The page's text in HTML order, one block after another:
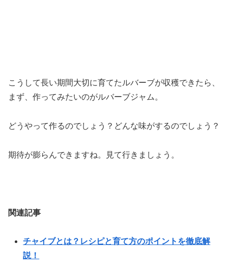
こうして長い期間大切に育てたルバーブが収穫できたら、
まず、作ってみたいのがルバーブジャム。
どうやって作るのでしょう？どんな味がするのでしょう？
期待が膨らんできますね。見て行きましょう。
関連記事
チャイブとは？レシピと育て方のポイントを徹底解
説！